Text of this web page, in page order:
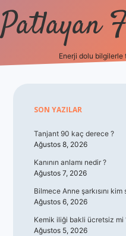
Patlayan
Enerji dolu bilgilerle
Sidebar
SON YAZILAR
Tanjant 90 kaç derece ?
Ağustos 8, 2026
Kanının anlamı nedir ?
Ağustos 7, 2026
Bilmece Anne şarkısını
Ağustos 6, 2026
Kemik iliği bakli ücretsiz mi
Ağustos 5, 2026